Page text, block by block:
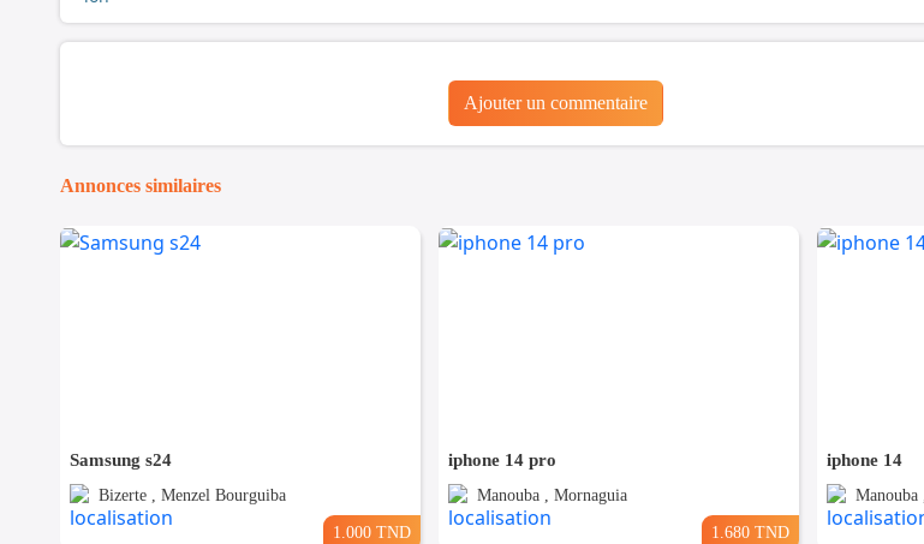
Ajouter un commentaire
Annonces similaires
Samsung s24
Bizerte , Menzel Bourguiba
1.000 TND
iphone 14 pro
Manouba , Mornaguia
1.680 TND
iphone 14
Manouba